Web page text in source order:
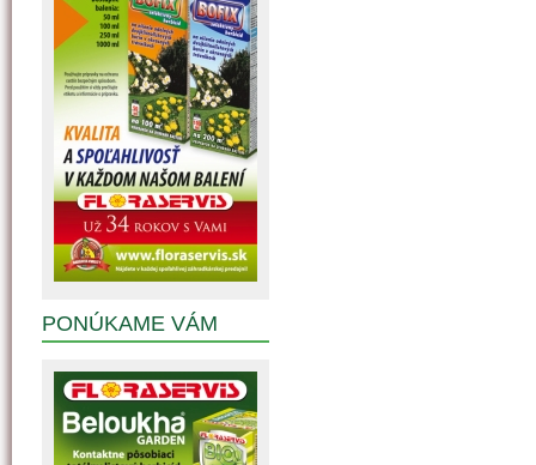
PONÚKAME VÁM